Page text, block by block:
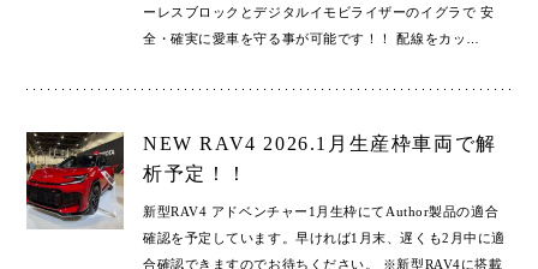
ーレスブロックとデジタルイモビライザーのイグラで 安
全・確実に愛車を守る事が可能です！！ 配線をカッ
NEW RAV4 2026.1月生産枠車両で解
析予定！！
新型RAV4 アドベンチャー1月生枠にてAuthor製品の適合
確認を予定しています。早ければ1月末、遅くも2月中に適
合確認できますのでお待ちください。 ※新型RAV4に搭載